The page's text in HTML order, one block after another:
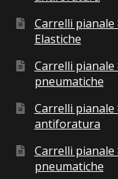
Carrelli pianale
Elastiche
Carrelli pianale
pneumatiche
Carrelli pianale
antiforatura
Carrelli pianale
pneumatiche